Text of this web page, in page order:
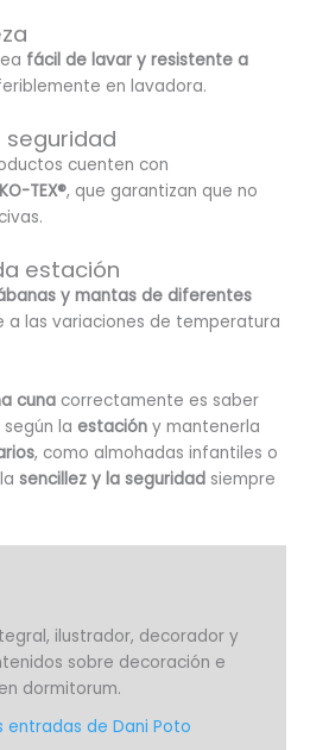
fácil de lavar y resistente a
en lavadora.
cuenten con
TEX®, que garantizan que no
estación
y mantas de diferentes
las variaciones de temperatura
cuna correctamente es saber
según la estación y mantenerla
, como almohadas infantiles o
sencillez y la seguridad siempre
ilustrador, decorador y
sobre decoración e
dormitorum.
entradas de Dani Poto